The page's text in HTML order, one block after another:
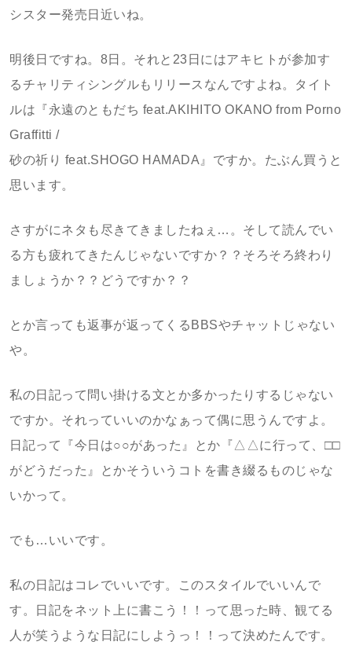
シスター発売日近いね。
明後日ですね。8日。それと23日にはアキヒトが参加す
るチャリティシングルもリリースなんですよね。タイト
ルは『永遠のともだち feat.AKIHITO OKANO from Porno
Graffitti /
砂の祈り feat.SHOGO HAMADA』ですか。たぶん買うと
思います。
さすがにネタも尽きてきましたねぇ…。そして読んでい
る方も疲れてきたんじゃないですか？？そろそろ終わり
ましょうか？？どうですか？？
とか言っても返事が返ってくるBBSやチャットじゃない
や。
私の日記って問い掛ける文とか多かったりするじゃない
ですか。それっていいのかなぁって偶に思うんですよ。
日記って『今日は○○があった』とか『△△に行って、□□
がどうだった』とかそういうコトを書き綴るものじゃな
いかって。
でも…いいです。
私の日記はコレでいいです。このスタイルでいいんで
す。日記をネット上に書こう！！って思った時、観てる
人が笑うような日記にしようっ！！って決めたんです。